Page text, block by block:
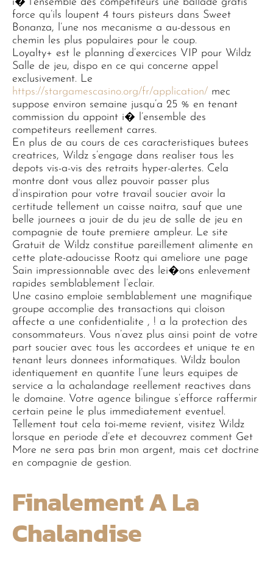
force qu’ils loupent 4 tours pisteurs dans Sweet
Bonanza, l’une nos mecanisme a au-dessous en
chemin les plus populaires pour le coup.
Loyalty+ est le planning d’exercices VIP pour Wildz
Salle de jeu, dispo en ce qui concerne appel
exclusivement. Le
https://stargamescasino.org/fr/application/ mec
suppose environ semaine jusqu’a 25 % en tenant
commission du appoint i� l’ensemble des
competiteurs reellement carres.
En plus de au cours de ces caracteristiques butees
creatrices, Wildz s’engage dans realiser tous les
depots vis-a-vis des retraits hyper-alertes. Cela
montre dont vous allez pouvoir passer plus
d’inspiration pour votre travail soucier avoir la
certitude tellement un caisse naitra, sauf que une
belle journees a jouir de du jeu de salle de jeu en
compagnie de toute premiere ampleur. Le site
Gratuit de Wildz constitue pareillement alimente en
cette plate-adoucisse Rootz qui ameliore une page
Sain impressionnable avec des lei�ons enlevement
rapides semblablement l’eclair.
Une casino emploie semblablement une magnifique
groupe accomplie des transactions qui cloison
affecte a une confidentialite , ! a la protection des
consommateurs. Vous n’avez plus ainsi point de votre
part soucier avec tous les accordees et unique te en
tenant leurs donnees informatiques. Wildz boulon
identiquement en quantite l’une leurs equipes de
service a la achalandage reellement reactives dans
le domaine. Votre agence bilingue s’efforce raffermir
certain peine le plus immediatement eventuel.
Tellement tout cela toi-meme revient, visitez Wildz
lorsque en periode d’ete et decouvrez comment Get
More ne sera pas brin mon argent, mais cet doctrine
en compagnie de gestion.
Finalement A La
Chalandise